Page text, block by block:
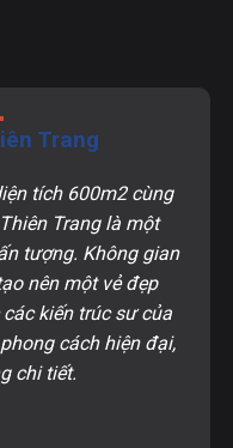
Trang
tích 600m2 cùng
Trang là một
tượng. Không gian
nên một vẻ đẹp
kiến trúc sư của
cách hiện đại,
chi tiết.